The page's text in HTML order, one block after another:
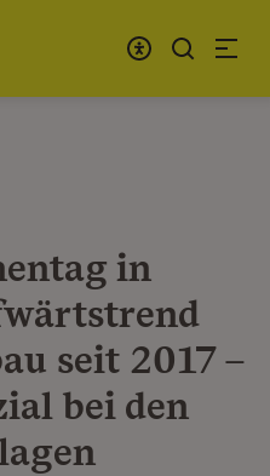
in
seit 2017 –
bei den